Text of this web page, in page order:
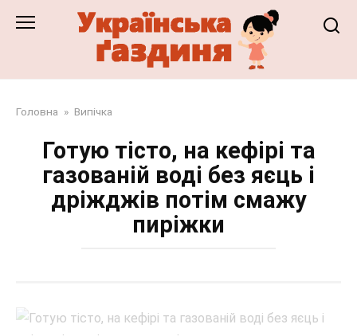
Головна » Випічка
Готую тісто, на кефірі та
газованій воді без яєць і
дріжджів потім смажу
пиріжки